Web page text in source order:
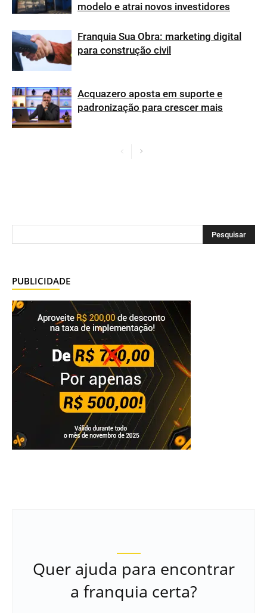
modelo e atrai novos investidores
Franquia Sua Obra: marketing digital
para construção civil
Acquazero aposta em suporte e
padronização para crescer mais
PUBLICIDADE
Quer ajuda para encontrar
a franquia certa?